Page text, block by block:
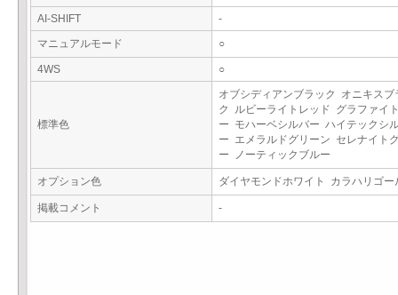
AI-SHIFT
-
マニュアルモード
○
4WS ○
標準色
オブシディアンブラック オニキスブ
ク ルビーライトレッド グラファイ
ー モハーベシルバー ハイテックシ
ー エメラルドグリーン セレナイト
ー ノーティックブルー
オプション色 ダイヤモンドホワイト カラハリゴ
掲載コメント -